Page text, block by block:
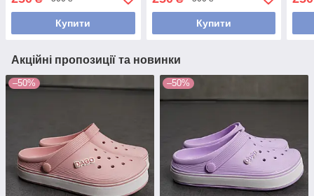
Купити Купити
Акційні пропозиції та новинки
–50% –50%